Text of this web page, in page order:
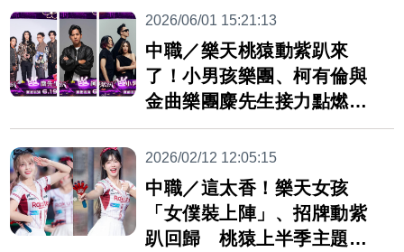
2026/06/01 15:21:13
中職／樂天桃猿動紫趴來
了！小男孩樂團、柯有倫與
金曲樂團麋先生接力點燃首
日熱度
2026/02/12 12:05:15
中職／這太香！樂天女孩
「女僕裝上陣」、招牌動紫
趴回歸 桃猿上半季主題周